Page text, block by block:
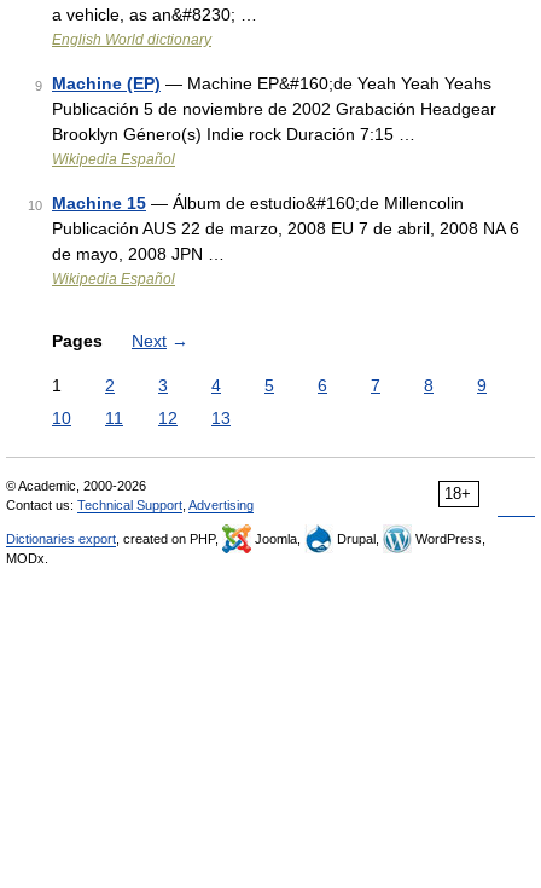
a vehicle, as an&#8230; …
English World dictionary
9 Machine (EP) — Machine EP&#160;de Yeah Yeah Yeahs
Publicación 5 de noviembre de 2002 Grabación Headgear
Brooklyn Género(s) Indie rock Duración 7:15 …
Wikipedia Español
10 Machine 15 — Álbum de estudio&#160;de Millencolin
Publicación AUS 22 de marzo, 2008 EU 7 de abril, 2008 NA 6
de mayo, 2008 JPN …
Wikipedia Español
Pages Next →
1 2 3 4 5 6 7 8
9
10
11 12 13
18+
© Academic, 2000-2026
Contact us: Technical Support Advertising
Dictionaries export , created on PHP, Joomla, Drupal,
WordPress,
MODx.